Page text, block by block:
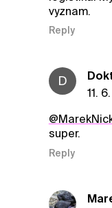
vyznam.
Reply
D
11.
super.
Reply